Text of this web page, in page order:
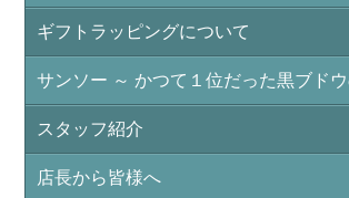
ギフトラッピングについて
サンソー ～ かつて１位だった黒ブドウ
スタッフ紹介
店長から皆様へ